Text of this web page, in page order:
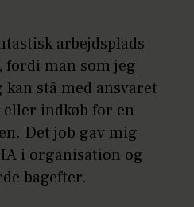
arbejdsplads
fordi man som jeg
stå med ansvaret
indkøb for en
Det job gav mig
i organisation og
bagefter.